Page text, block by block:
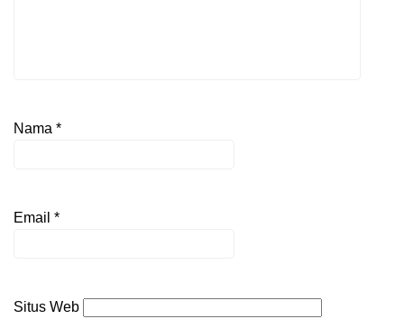
Nama *
Email *
Situs Web